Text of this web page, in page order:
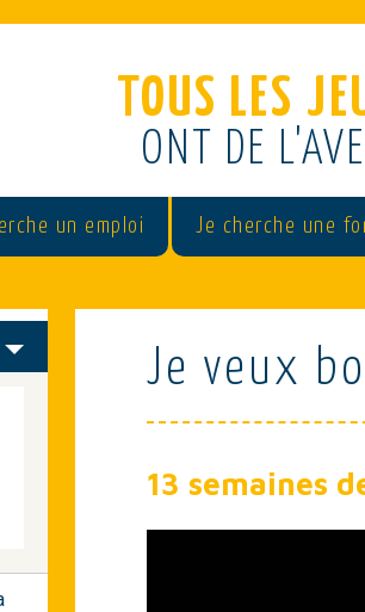
TOUS LES
ONT DE
un emploi Je cherche une
Je veux
13 semaines